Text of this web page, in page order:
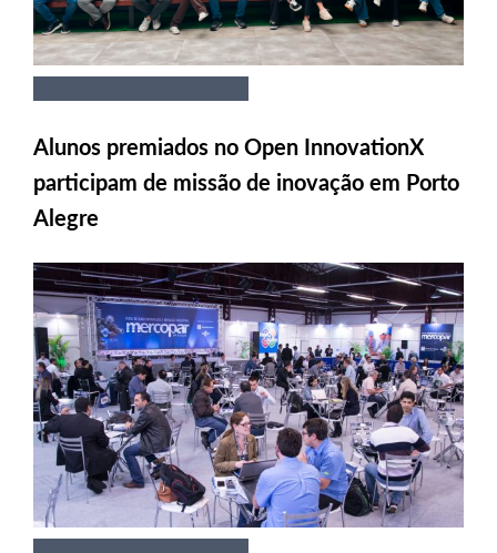
Alunos premiados no Open InnovationX
participam de missão de inovação em Porto
Alegre